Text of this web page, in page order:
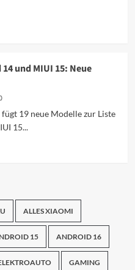
und MIUI 15: Neue
19 neue Modelle zur Liste
15...
ALLES XIAOMI
15 ANDROID 16
GAMING